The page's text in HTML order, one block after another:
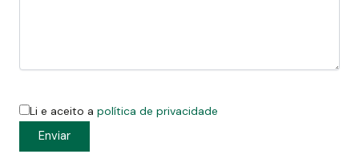
Li e aceito a política de privacidade